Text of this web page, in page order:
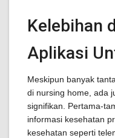
Kelebihan
Aplikasi
Meskipun banyak
di nursing home, ada
signifikan. Pertama-
informasi kesehatan
kesehatan seperti